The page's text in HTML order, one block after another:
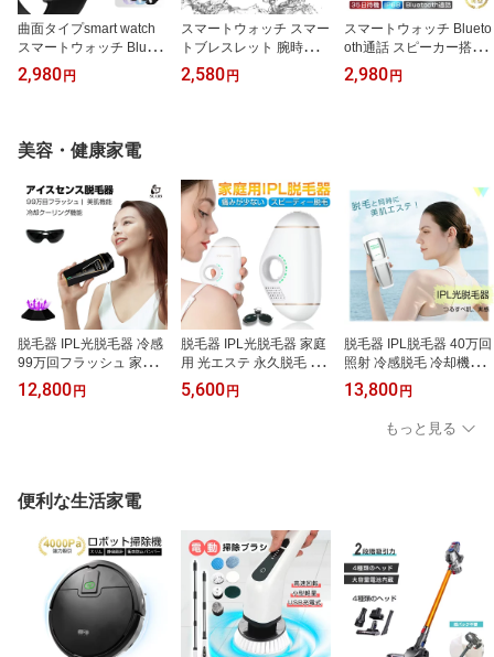
曲面タイプsmart watch
スマートウォッチ Blueto
oth通話 スピーカー搭載
直接通話できる 2.10イン
droid 対応 音声アシスタ
ント 電話発信 着信/LINE/
生/制御 IP68防塵防水 睡
眠管理 父の日 送料無料
2,980 円
スマートウォッチ スマー
トブレスレット 腕時計 s
martwatch 健康管理 Blue
tooth5.3 心拍数測定 着信
防水防滴 防塵 薄型軽量
スポーツ iOS Android対
応 90日安心保証付き
2,580 円
スマートウォッチ Blueto
oth通話 スピーカー搭載
直接通話できる 2.10イン
チ大画面 曲面タイプsma
ゼント 送料無料 【PL保
険加入済み製品・安心】
2,980 円
美容・健康家電
脱毛器 IPL光脱毛器 冷感
99万回フラッシュ 家庭
用 光エステ 光美容器 家
庭用脱毛器 美肌機能 ア
12,800 円
脱毛器 IPL光脱毛器 家庭
用 光エステ 永久脱毛 冷
却技術 光美容器 家庭用
脱毛器 美肌機能 5段階調
5,600 円
脱毛器 IPL脱毛器 40万回
照射 冷感脱毛 冷却機能 5
段階調節 手動/自動発光 2
つの照射モード 光美容器
男女兼用 口周り ワキ 腕
足 背中 Vライン 全身使
13,800 円
もっと見る
便利な生活家電